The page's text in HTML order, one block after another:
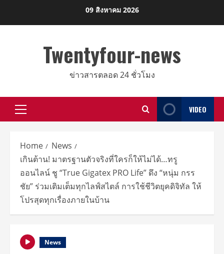
09 สิงหาคม 2026
Twentyfour-news
ข่าวสารตลอด 24 ชั่วโมง
Primary
VIDEO
Home
News
เกินต้าน! มาตรฐานตัวจริงที่ใครก็ให้ไม่ได้…ทรู
ออนไลน์ ชู “True Gigatex PRO Life” ดึง “หนุ่ม กรร
ชัย” ร่วมเติมเต็มทุกไลฟ์สไตล์ การใช้ชีวิตยุคดิจิทัล ให้
โปรสุดทุกเรื่องภายในบ้าน
News